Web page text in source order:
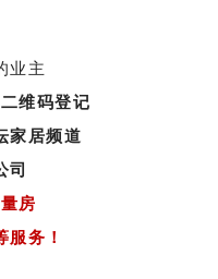
业主
维码登记
家居频道
司
房
服务！